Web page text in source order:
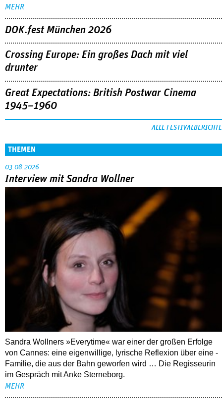
Great Expectations: British Postwar Cinema
1945–1960
ALLE FESTIVALBERICHTE
03.08.2026
Interview mit Sandra Wollner
Sandra Wollners »Everytime« war einer der großen Erfolge
von Cannes: eine eigenwillige, lyrische Reflexion über eine ­
Familie, die aus der Bahn geworfen wird … Die Regisseurin
im Gespräch mit Anke Sterneborg.
Nahaufnahme von Bárbara Lennie
80 Jahre DEFA
Christopher Nolan – Was bleibt, was nervt